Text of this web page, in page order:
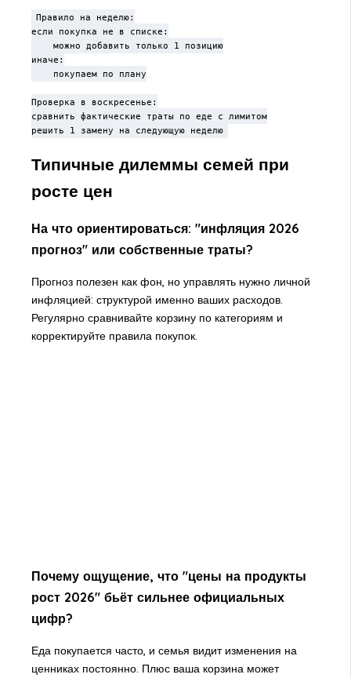
Правило на неделю:
если покупка не в списке:
    можно добавить только 1 позицию
иначе:
    покупаем по плану
Проверка в воскресенье:
сравнить фактические траты по еде с лимитом
решить 1 замену на следующую неделю
Типичные дилеммы семей при
росте цен
На что ориентироваться: "инфляция 2026
прогноз" или собственные траты?
Прогноз полезен как фон, но управлять нужно личной
инфляцией: структурой именно ваших расходов.
Регулярно сравнивайте корзину по категориям и
корректируйте правила покупок.
Почему ощущение, что "цены на продукты
рост 2026" бьёт сильнее официальных
цифр?
Еда покупается часто, и семья видит изменения на
ценниках постоянно. Плюс ваша корзина может